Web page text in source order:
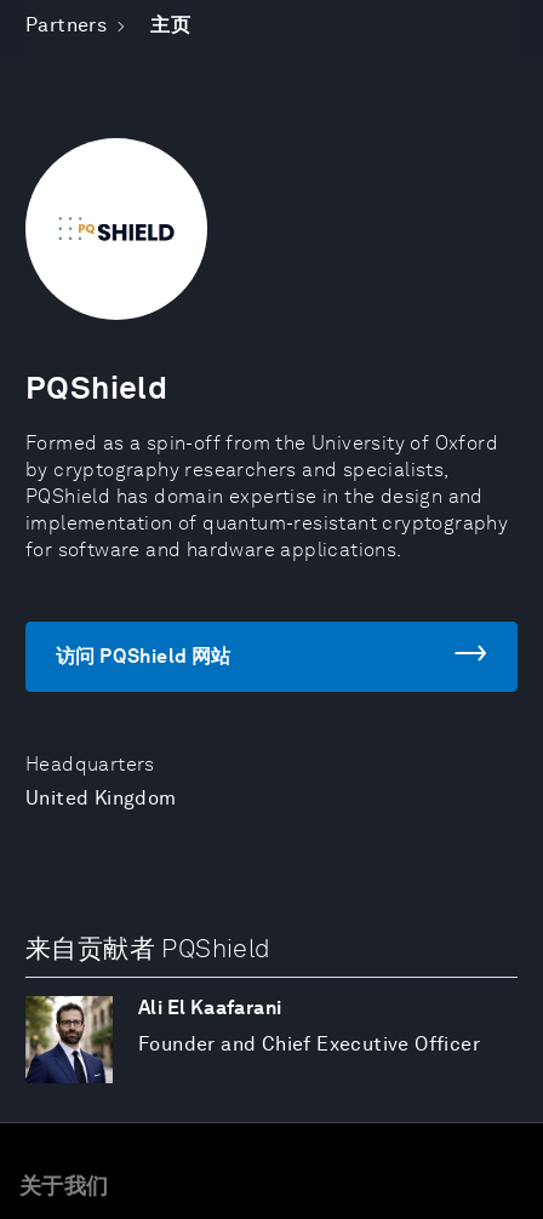
Partners 主页
Headquarters
United Kingdom
PQShield
Formed as a spin-off from the University of Oxford
by cryptography researchers and specialists,
PQShield has domain expertise in the design and
implementation of quantum-resistant cryptography
for software and hardware applications.
访问 PQShield 网站
来自贡献者 PQShield
Ali El Kaafarani
Founder and Chief Executive Officer
关于我们